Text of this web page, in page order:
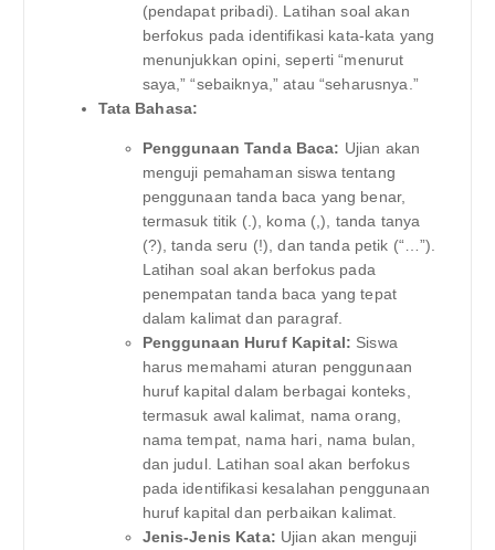
(pendapat pribadi). Latihan soal akan
berfokus pada identifikasi kata-kata yang
menunjukkan opini, seperti “menurut
saya,” “sebaiknya,” atau “seharusnya.”
Tata Bahasa:
Penggunaan Tanda Baca: Ujian akan
menguji pemahaman siswa tentang
penggunaan tanda baca yang benar,
termasuk titik (.), koma (,), tanda tanya
(?), tanda seru (!), dan tanda petik (“…”).
Latihan soal akan berfokus pada
penempatan tanda baca yang tepat
dalam kalimat dan paragraf.
Penggunaan Huruf Kapital: Siswa
harus memahami aturan penggunaan
huruf kapital dalam berbagai konteks,
termasuk awal kalimat, nama orang,
nama tempat, nama hari, nama bulan,
dan judul. Latihan soal akan berfokus
pada identifikasi kesalahan penggunaan
huruf kapital dan perbaikan kalimat.
Jenis-Jenis Kata: Ujian akan menguji